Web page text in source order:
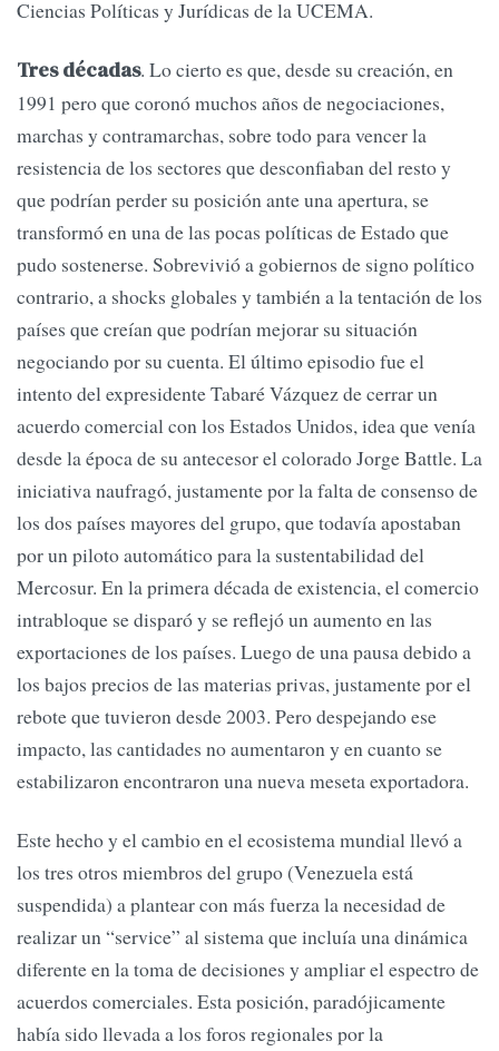
Ciencias Políticas y Jurídicas de la UCEMA.
Tres décadas. Lo cierto es que, desde su creación, en
1991 pero que coronó muchos años de negociaciones,
marchas y contramarchas, sobre todo para vencer la
resistencia de los sectores que desconfiaban del resto y
que podrían perder su posición ante una apertura, se
transformó en una de las pocas políticas de Estado que
pudo sostenerse. Sobrevivió a gobiernos de signo político
contrario, a shocks globales y también a la tentación de los
países que creían que podrían mejorar su situación
negociando por su cuenta. El último episodio fue el
intento del expresidente Tabaré Vázquez de cerrar un
acuerdo comercial con los Estados Unidos, idea que venía
desde la época de su antecesor el colorado Jorge Battle. La
iniciativa naufragó, justamente por la falta de consenso de
los dos países mayores del grupo, que todavía apostaban
por un piloto automático para la sustentabilidad del
Mercosur. En la primera década de existencia, el comercio
intrabloque se disparó y se reflejó un aumento en las
exportaciones de los países. Luego de una pausa debido a
los bajos precios de las materias privas, justamente por el
rebote que tuvieron desde 2003. Pero despejando ese
impacto, las cantidades no aumentaron y en cuanto se
estabilizaron encontraron una nueva meseta exportadora.
Este hecho y el cambio en el ecosistema mundial llevó a
los tres otros miembros del grupo (Venezuela está
suspendida) a plantear con más fuerza la necesidad de
realizar un “service” al sistema que incluía una dinámica
diferente en la toma de decisiones y ampliar el espectro de
acuerdos comerciales. Esta posición, paradójicamente
había sido llevada a los foros regionales por la